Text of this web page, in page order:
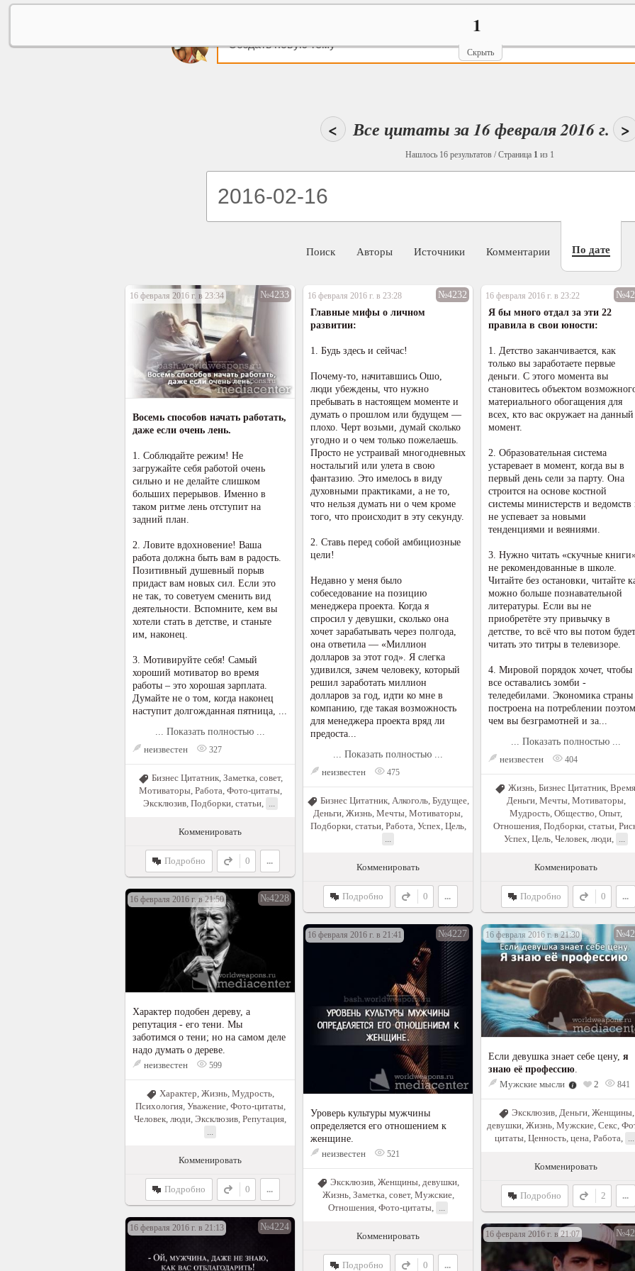
Создать новую тему
< Все цитаты за 16 февраля 2016 г. >
Нашлось 16 результатов / Страница 1из 1
Поиск Авторы Источники Комментарии По дате
16 февраля 2016 г. в 23:34 №4233
Восемь способов начать работать,
даже если очень лень.
1. Соблюдайте режим! Не
загружайте себя работой очень
сильно и не делайте слишком
больших перерывов. Именно в
таком ритме лень отступит на
задний план.
2. Ловите вдохновение! Ваша
работа должна быть вам в радость.
Позитивный душевный порыв
придаст вам новых сил. Если это
не так, то советуем сменить вид
деятельности. Вспомните, кем вы
хотели стать в детстве, и станьте
им, наконец.
3. Мотивируйте себя! Самый
хороший мотиватор во время
работы – это хорошая зарплата.
Думайте не о том, когда наконец
наступит долгожданная пятница, ...
... Показать полностью ...
неизвестен
327
Бизнес Цитатник, Заметка, совет,
Мотиваторы, Работа, Фото-цитаты,
Эксклюзив, Подборки, статьи, ...
Комменировать
Подробно 0 ...
16 февраля 2016 г. в 23:28
№4232
Главные мифы о личном
развитии:
1. Будь здесь и сейчас!
Почему-то, начитавшись Ошо,
люди убеждены, что нужно
пребывать в настоящем моменте и
думать о прошлом или будущем —
плохо. Черт возьми, думай сколько
угодно и о чем только пожелаешь.
Просто не устраивай многодневных
ностальгий или улета в свою
фантазию. Это имелось в виду
духовными практиками, а не то,
что нельзя думать ни о чем кроме
того, что происходит в эту секунду.
2. Ставь перед собой амбициозные
цели!
Недавно у меня было
собеседование на позицию
менеджера проекта. Когда я
спросил у девушки, сколько она
хочет зарабатывать через полгода,
она ответила — «Миллион
долларов за этот год». Я слегка
удивился, зачем человеку, который
решил заработать миллион
долларов за год, идти ко мне в
компанию, где такая возможность
для менеджера проекта вряд ли
предоста...
... Показать полностью ...
неизвестен
475
Бизнес Цитатник, Алкоголь, Будущее,
Деньги, Жизнь, Мечты, Мотиваторы,
Подборки, статьи, Работа, Успех, Цель,
...
Комменировать
Подробно 0 ...
16 февраля 2016 г. в 23:22
Я бы много отдал за эти 22
правила в свои юности:
1. Детство заканчивается, как
только вы заработаете первые
деньги. С этого момента вы
становитесь объектом
материального обогащения для
всех, кто вас окружает на данный
момент.
2. Образовательная система
устаревает в момент, когда вы в
первый день сели за парту. Она
строится на основе костной
системы министерств и ведомств
не успевает за новыми
тенденциями и веяниями.
3. Нужно читать «скучные
не рекомендованные в школе.
Читайте без остановки, читайте
можно больше познавательной
литературы. Если вы не
приобретёте эту привычку в
детстве, то всё что вы потом
читать это титры в телевизоре.
4. Мировой порядок хочет, чтобы
все оставались зомби -
теледебилами. Экономика страны
построена на потреблении
чем вы безграмотней и за...
... Показать полностью ...
неизвестен
404
Жизнь, Бизнес Цитатник, Время
Деньги, Мечты, Мотиваторы,
Мудрость, Общество, Опыт,
Отношения, Подборки, статьи,
Успех, Цель, Человек, люди, ...
Комменировать
Подробно 0 ...
16 февраля 2016 г. в 21:50 №4228
Характер подобен дереву, а
репутация - его тени. Мы
заботимся о тени; но на самом деле
надо думать о дереве.
неизвестен
599
Характер, Жизнь, Мудрость,
Психология, Уважение, Фото-цитаты,
Человек, люди, Эксклюзив, Репутация,
...
Комменировать
Подробно 0 ...
16 февраля 2016 г. в 21:41 №4227
Уроверь культуры мужчины
определяется его отношением к
женщине.
неизвестен
521
Эксклюзив, Женщины, девушки,
Жизнь, Заметка, совет, Мужские,
Отношения, Фото-цитаты, ...
Комменировать
Подробно 0 ...
16 февраля 2016 г. в 21:30
Если девушка знает себе цену, я
знаю её профессию.
Мужские мысли
2 841
Эксклюзив, Деньги, Женщины,
девушки, Жизнь, Мужские, Секс,
цитаты, Ценность, цена, Работа, ...
Комменировать
Подробно 2 ...
16 февраля 2016 г. в 21:13 №4224
16 февраля 2016 г. в 21:07
Скрыть
1